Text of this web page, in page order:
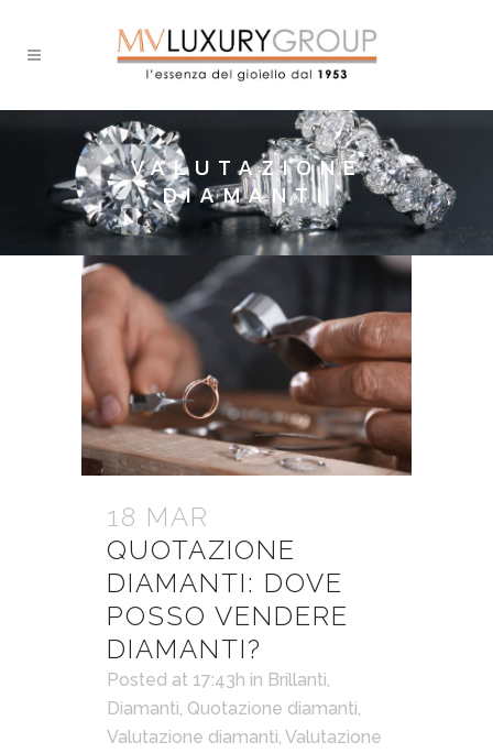
VALUTAZIONE
DIAMANTI
18 MAR
QUOTAZIONE
DIAMANTI: DOVE
POSSO VENDERE
DIAMANTI?
Posted at 17:43h in Brillanti,
Diamanti, Quotazione diamanti,
Valutazione diamanti, Valutazione